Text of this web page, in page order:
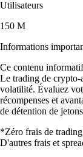
Utilisateurs
150 M
Informations
Ce contenu
Le trading de crypto-
volatilité. Évaluez
récompenses et
de détention de
*Zéro frais de
D'autres frais et